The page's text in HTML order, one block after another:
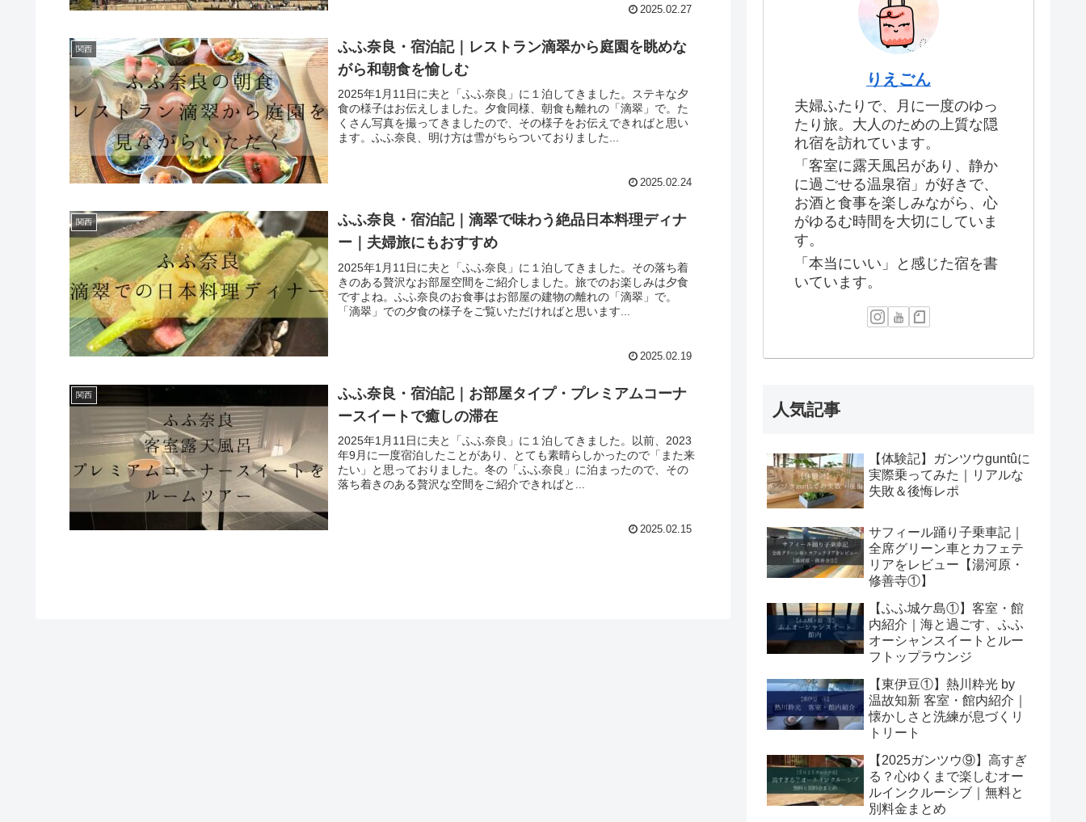
2025.02.27
関西
ふふ奈良・宿泊記｜レストラン滴翠から庭園を眺めな
がら和朝食を愉しむ
2025年1月11日に夫と「ふふ奈良」に１泊してきました。ステキな夕
食の様子はお伝えしました。夕食同様、朝食も離れの「滴翠」で。た
くさん写真を撮ってきましたので、その様子をお伝えできればと思い
ます。ふふ奈良、明け方は雪がちらついておりました...
2025.02.24
関西
ふふ奈良・宿泊記｜滴翠で味わう絶品日本料理ディナ
ー｜夫婦旅にもおすすめ
2025年1月11日に夫と「ふふ奈良」に１泊してきました。その落ち着
きのある贅沢なお部屋空間をご紹介しました。旅でのお楽しみは夕食
ですよね。ふふ奈良のお食事はお部屋の建物の離れの「滴翠」で。
「滴翠」での夕食の様子をご覧いただければと思います...
2025.02.19
関西
ふふ奈良・宿泊記｜お部屋タイプ・プレミアムコーナ
ースイートで癒しの滞在
2025年1月11日に夫と「ふふ奈良」に１泊してきました。以前、2023
年9月に一度宿泊したことがあり、とても素晴らしかったので「また来
たい」と思っておりました。冬の「ふふ奈良」に泊まったので、その
落ち着きのある贅沢な空間をご紹介できればと...
2025.02.15
りえごん
夫婦ふたりで、月に一度のゆっ
たり旅。大人のための上質な隠
れ宿を訪れています。
「客室に露天風呂があり、静か
に過ごせる温泉宿」が好きで、
お酒と食事を楽しみながら、心
がゆるむ時間を大切にしていま
す。
「本当にいい」と感じた宿を書
いています。
人気記事
【体験記】ガンツウguntûに
実際乗ってみた｜リアルな
失敗＆後悔レポ
サフィール踊り子乗車記｜
全席グリーン車とカフェテ
リアをレビュー【湯河原・
修善寺①】
【ふふ城ケ島①】客室・館
内紹介｜海と過ごす、ふふ
オーシャンスイートとルー
フトップラウンジ
【東伊豆①】熱川粋光 by
温故知新 客室・館内紹介｜
懐かしさと洗練が息づくリ
トリート
【2025ガンツウ⑨】高すぎ
る？心ゆくまで楽しむオー
ルインクルーシブ｜無料と
別料金まとめ